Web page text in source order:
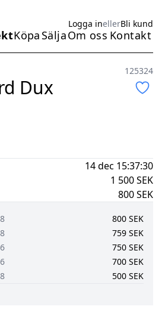
Logga inellerBli kund
Köpa SäljaOm oss Kontakt
125324
Dux
14 dec 15:37:30
1 500SEK
800SEK
800 SEK
759 SEK
750 SEK
700 SEK
500 SEK